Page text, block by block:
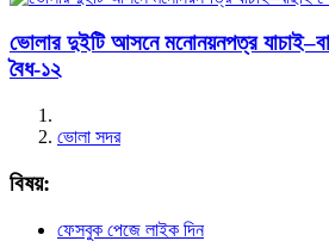
ভোলার দুইটি আসনে মনোনয়নপত্র
বৈধ-১২
ভোলা সদর
বিষয়:
ফেসবুক পেজে লাইক দিন